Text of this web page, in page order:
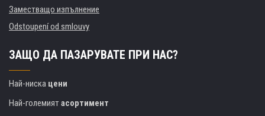
Заместващо изпълнение
Odstoupení od smlouvy
ЗАЩО ДА ПАЗАРУВАТЕ ПРИ НАС?
Най-ниска цени
Най-големиятасортимент